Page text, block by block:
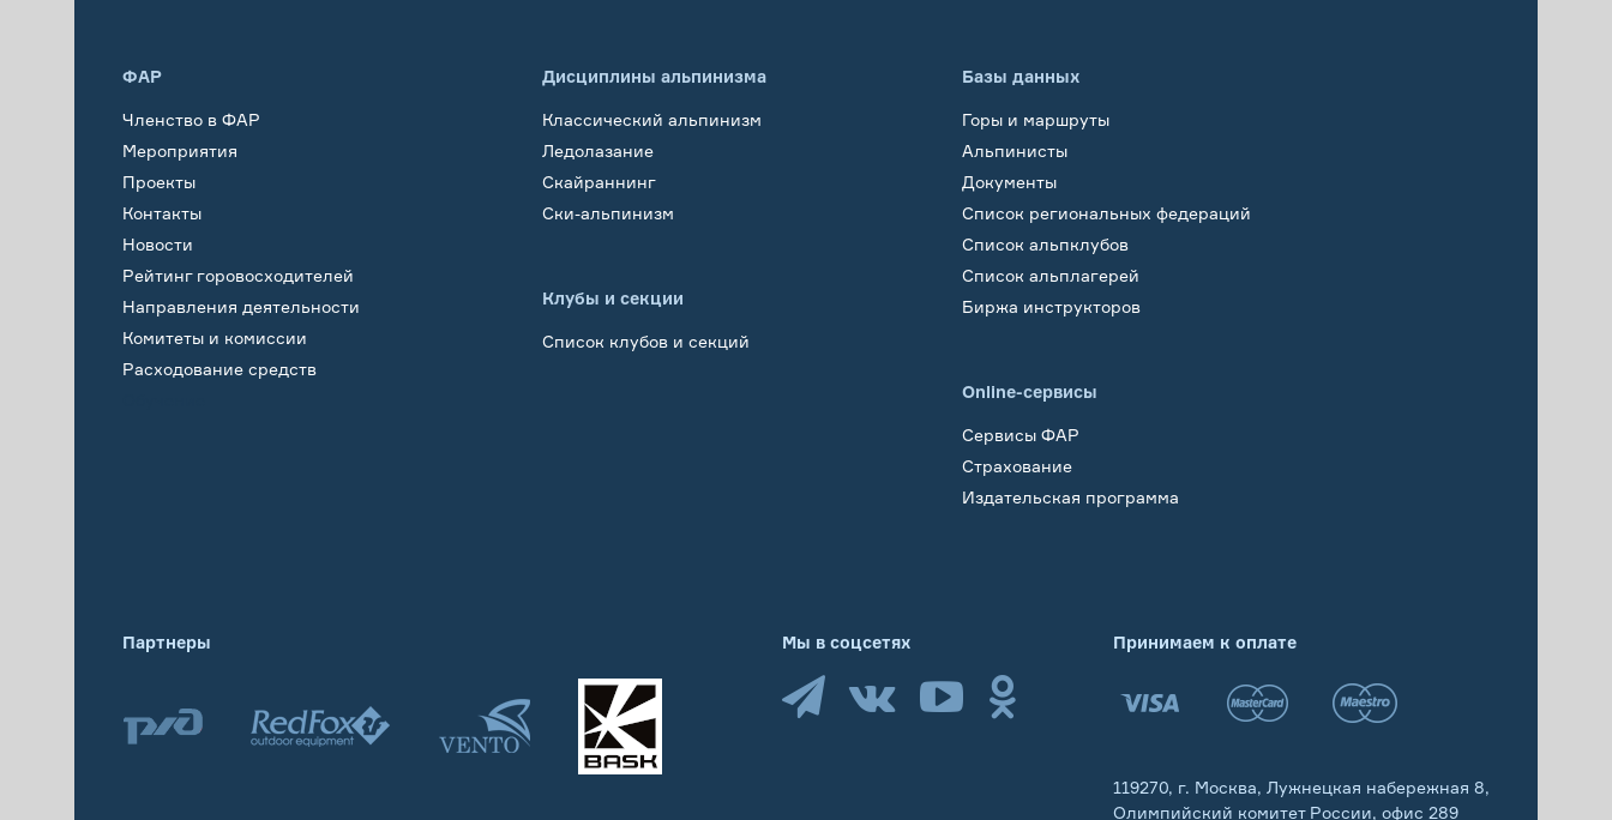
ФАР
Членство в ФАР
Мероприятия
Проекты
Контакты
Новости
Рейтинг горовосходителей
Направления деятельности
Комитеты и комиссии
Расходование средств
Дисциплины альпинизма
Классический альпинизм
Ледолазание
Скайраннинг
Ски-альпинизм
Клубы и секции
Список клубов и секций
Базы данных
Горы и маршруты
Альпинисты
Документы
Список региональных федераций
Список альпклубов
Список альплагерей
Биржа инструкторов
Online-сервисы
Сервисы ФАР
Страхование
Издательская программа
Партнеры Принимаем к оплате
119270, г. Москва, Лужнецкая набережная 8,
Олимпийский комитет России, офис 289
Мы в соцсетях